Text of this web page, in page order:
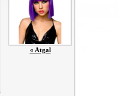
« Atgal